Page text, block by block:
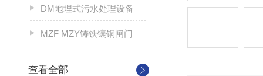
DM地埋式污水处理设备
MZF MZY铸铁镶铜闸门
查看全部